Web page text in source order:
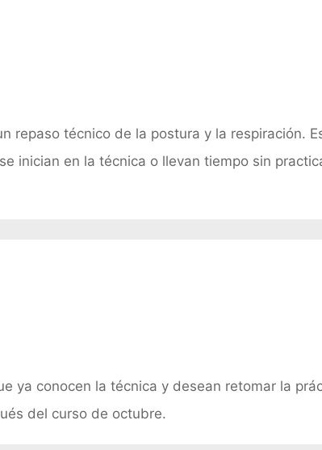
repaso técnico de la postura y la respiración.
inician en la técnica o llevan tiempo sin
ya conocen la técnica y desean retomar la
del curso de octubre.